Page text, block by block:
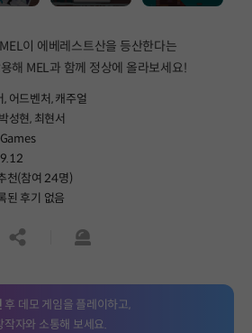
이 에베레스트산을 등산한다는
해 MEL과 함께 정상에 올라보세요!
, 어드벤처,캐주얼
성현, 최현서
천(참여 24명)
된 후기 없음
공유하기신고하기
후 데모 게임을 플레이하고,
작자와 소통해 보세요.